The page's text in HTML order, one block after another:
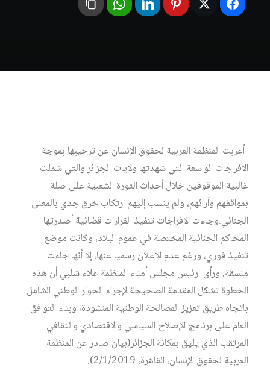
-أعربت المنظمة العربية لحقوق الإنسان عن ترحيبها بموجة
الافراجات الواسعة التي شهدتها ولايات الجزائر والتي شملت
غالبية الموقوفين خلال أحداث الثورة الشعبية على صلة
بمواقفهم وآرائهم، ولم ينسب إليهم ارتكاب خرق جدي بالمعنى
الجنائي.وجاءت الافراجات تنفيذا لقرارات قضائية أصدرتها
المحاكم الجنائية المختصة في عموم البلاد، وكانت موضع
تنفيذ فوري، ورغم عدم الاعلان رسميا عنها، إلا أنها جاءت
منسقة. ورأى رئيس مجلس أمناء المنظمة علاء شلبي أن هذه
الخطوة تشكل المقدمة الصحيحة لإجراء الحوار الوطني الشامل
باتجاه طريق تعزيز المصالحة الوطنية المنشودة، وبناء التوافق
العام على برنامج الإصلاح السياسي والاقتصادي والثقافي
المرتقب الذي يليق بمكانة الجزائر(بيان صادر عن المنظمة
العربية لحقوق الإنسان، القاهرة، 2/1/2019).